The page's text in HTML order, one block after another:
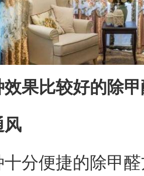
效果比较好的除
风
分便捷的除甲